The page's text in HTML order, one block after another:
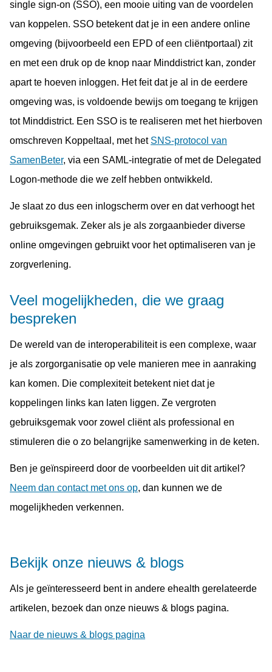
single sign-on (SSO), een mooie uiting van de voordelen
van koppelen. SSO betekent dat je in een andere online
omgeving (bijvoorbeeld een EPD of een cliëntportaal) zit
en met een druk op de knop naar Minddistrict kan, zonder
apart te hoeven inloggen. Het feit dat je al in de eerdere
omgeving was, is voldoende bewijs om toegang te krijgen
tot Minddistrict. Een SSO is te realiseren met het hierboven
omschreven Koppeltaal, met het SNS-protocol van
SamenBeter, via een SAML-integratie of met de Delegated
Logon-methode die we zelf hebben ontwikkeld.
Je slaat zo dus een inlogscherm over en dat verhoogt het
gebruiksgemak. Zeker als je als zorgaanbieder diverse
online omgevingen gebruikt voor het optimaliseren van je
zorgverlening.
Veel mogelijkheden, die we graag
bespreken
De wereld van de interoperabiliteit is een complexe, waar
je als zorgorganisatie op vele manieren mee in aanraking
kan komen. Die complexiteit betekent niet dat je
koppelingen links kan laten liggen. Ze vergroten
gebruiksgemak voor zowel cliënt als professional en
stimuleren die o zo belangrijke samenwerking in de keten.
Ben je geïnspireerd door de voorbeelden uit dit artikel?
Neem dan contact met ons op, dan kunnen we de
mogelijkheden verkennen.
Bekijk onze nieuws & blogs
Als je geïnteresseerd bent in andere ehealth gerelateerde
artikelen, bezoek dan onze nieuws & blogs pagina.
Naar de nieuws & blogs pagina